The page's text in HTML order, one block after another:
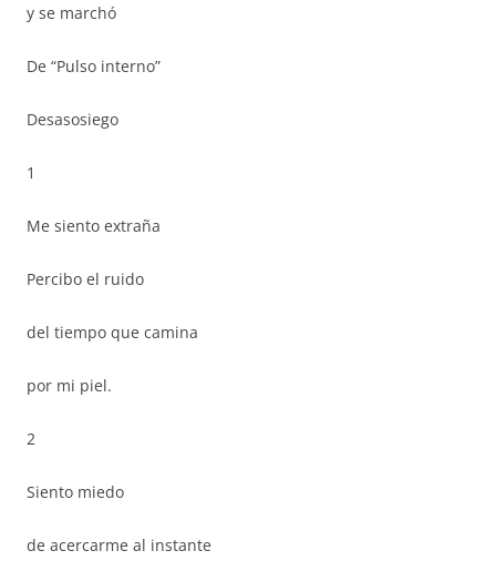
y se marchó
De “Pulso interno”
Desasosiego
1
Me siento extraña
Percibo el ruido
del tiempo que camina
por mi piel.
2
Siento miedo
de acercarme al instante